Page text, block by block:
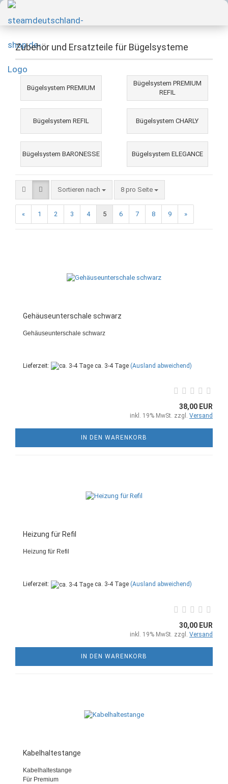
Zubehör und Ersatzteile für Bügelsysteme
Bügelsystem PREMIUM
Bügelsystem PREMIUM
REFIL
Bügelsystem REFIL Bügelsystem CHARLY
Bügelsystem BARONESSE Bügelsystem ELEGANCE
Sortieren nach 8 pro Seite
« 1 2 3 4 5 6 7 8 9 »
Gehäuseunterschale schwarz
Gehäuseunterschale schwarz
Lieferzeit: ca. 3-4 Tage (Ausland abweichend)
38,00 EUR
inkl. 19% MwSt. zzgl. Versand
IN DEN WARENKORB
Heizung für Refil
Heizung für Refil
Lieferzeit: ca. 3-4 Tage (Ausland abweichend)
30,00 EUR
inkl. 19% MwSt. zzgl. Versand
IN DEN WARENKORB
Kabelhaltestange
Kabelhaltestange
Für Premium